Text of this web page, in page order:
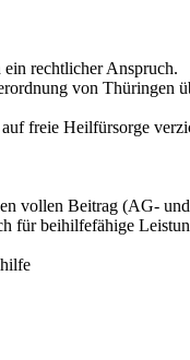
rechtlicher Anspruch.
von Thüringen
freie Heilfürsorge
vollen Beitrag (AG-
für beihilfefähige